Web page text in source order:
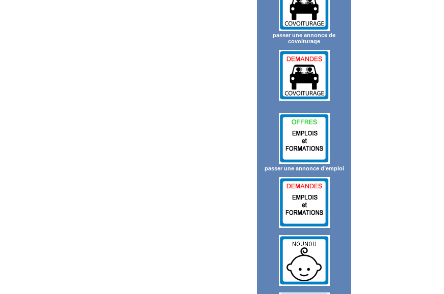
passer une annonce de
covoiturage
passer une annonce d’emploi